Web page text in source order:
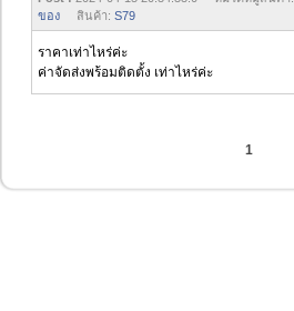
ของ สินค้า: S79
ราคาเท่าไหร่ค่ะ
ค่าจัดส่งพร้อมติดตั้ง เท่าไหร่ค่ะ
1